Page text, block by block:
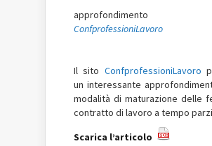
ConfprofessioniLavoro
Il sito ConfprofessioniLavoro
un interessante
modalità di maturazione delle
contratto di lavoro a tempo
Scarica l’articolo